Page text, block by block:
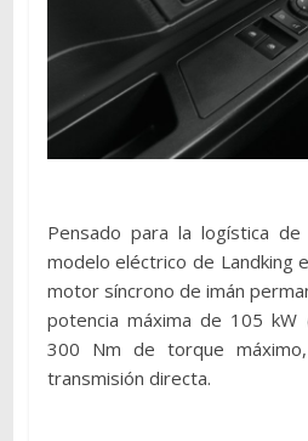
Pensado para la logística
modelo eléctrico de Landking
motor síncrono de imán
potencia máxima de 105
300 Nm de torque
transmisión directa.